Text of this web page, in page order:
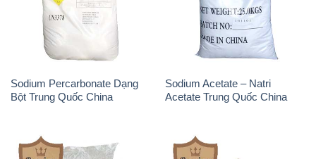
Sodium Percarbonate Dạng
Bột Trung Quốc China
Sodium Acetate – Natri
Acetate Trung Quốc China